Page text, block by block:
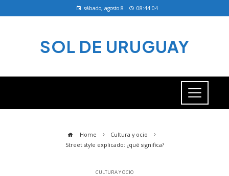
sábado, agosto 8 08:44:04
SOL DE URUGUAY
Home
Cultura y ocio
Street style explicado: ¿qué significa?
CULTURA Y OCIO